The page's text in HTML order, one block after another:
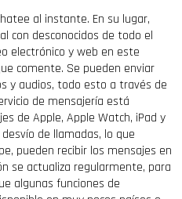
al instante. En su lugar,
con desconocidos de todo el
electrónico y web en este
comente. Se pueden enviar
y audios, todo esto a través de
de mensajería está
de Apple, Apple Watch, iPad y
de llamadas, lo que
pueden recibir los mensajes en
se actualiza regularmente, para
algunas funciones de